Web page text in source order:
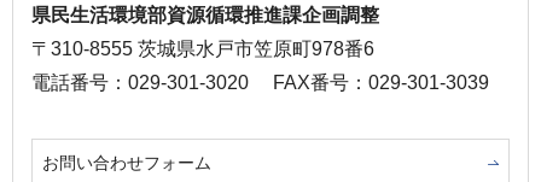
県民生活環境部資源循環推進課企画調整
〒310-8555 茨城県水戸市笠原町978番6
電話番号：029-301-3020
FAX番号：029-301-3039
お問い合わせフォーム